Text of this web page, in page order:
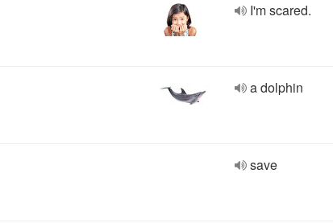
I'm scared.
a dolphin
save